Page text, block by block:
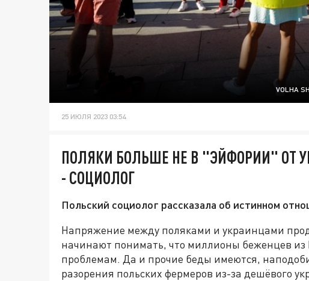
VOLHA
25 ИЮЛЯ 2023 03:54
ПОЛЯКИ БОЛЬШЕ НЕ В "ЭЙФОРИИ" ОТ
- СОЦИОЛОГ
Польский социолог рассказала об истинном
Напряжение между поляками и украинцами
начинают понимать, что миллионы беженцев
проблемам. Да и прочие беды имеются,
разорения польских фермеров из-за дешёвого